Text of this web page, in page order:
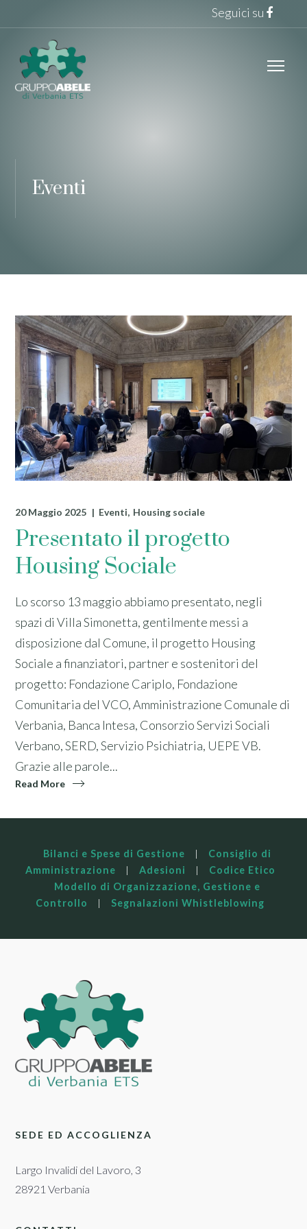
Seguici su
Eventi
20 Maggio 2025 Eventi Housing sociale
Presentato il progetto
Housing Sociale
Lo scorso 13 maggio abbiamo presentato, negli
spazi di Villa Simonetta, gentilmente messi a
disposizione dal Comune, il progetto Housing
Sociale a finanziatori, partner e sostenitori del
progetto: Fondazione Cariplo, Fondazione
Comunitaria del VCO, Amministrazione Comunale di
Verbania, Banca Intesa, Consorzio Servizi Sociali
Verbano, SERD, Servizio Psichiatria, UEPE VB.
Grazie alle parole...
Read More
Bilanci e Spese di Gestione |
Consiglio di
Amministrazione
| Adesioni |
Codice Etico
Modello di Organizzazione, Gestione e
Controllo
| Segnalazioni Whistleblowing
SEDE ED ACCOGLIENZA
Largo Invalidi del Lavoro, 3
28921 Verbania